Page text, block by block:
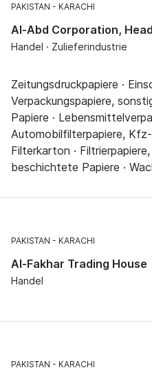
PAKISTAN KARACHI
Al-Abd Corporation,
Handel · Zulieferindustrie
Zeitungsdruckpapiere ·
Verpackungspapiere,
Papiere ·
Automobilfilterpapiere,
Filterkarton ·
beschichtete Papiere ·
PAKISTAN KARACHI
Al-Fakhar Trading House
Handel
PAKISTAN KARACHI